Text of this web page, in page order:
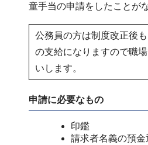
童手当の申請をしたことが
公務員の方は制度改正後
の支給になりますので職
いします。
申請に必要なもの
印鑑
請求者名義の預金